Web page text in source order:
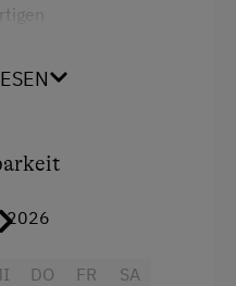
ist möglich und
und
2026
DO
FR
SA